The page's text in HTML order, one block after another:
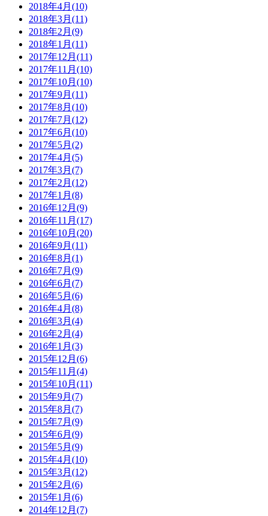
2018年4月(10)
2018年3月(11)
2018年2月(9)
2018年1月(11)
2017年12月(11)
2017年11月(10)
2017年10月(10)
2017年9月(11)
2017年8月(10)
2017年7月(12)
2017年6月(10)
2017年5月(2)
2017年4月(5)
2017年3月(7)
2017年2月(12)
2017年1月(8)
2016年12月(9)
2016年11月(17)
2016年10月(20)
2016年9月(11)
2016年8月(1)
2016年7月(9)
2016年6月(7)
2016年5月(6)
2016年4月(8)
2016年3月(4)
2016年2月(4)
2016年1月(3)
2015年12月(6)
2015年11月(4)
2015年10月(11)
2015年9月(7)
2015年8月(7)
2015年7月(9)
2015年6月(9)
2015年5月(9)
2015年4月(10)
2015年3月(12)
2015年2月(6)
2015年1月(6)
2014年12月(7)